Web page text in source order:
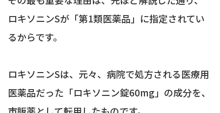
ロキソニンSが「第1類医薬品」に指定されてい
るからです。
ロキソニンSは、元々、病院で処方される医療用
医薬品だった「ロキソニン錠60mg」の成分を、